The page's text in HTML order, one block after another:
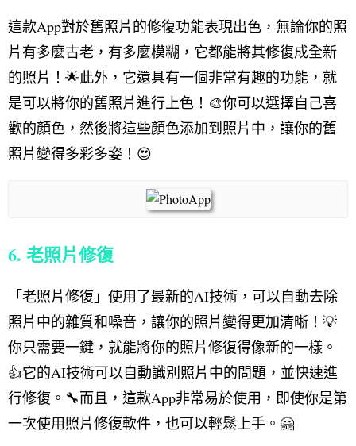
這款App對於舊照片的修復功能表現出色，無論你的照
片有多麼古老，有多麼模糊，它都能將其修復成全新
的照片！🌟此外，它還具有一個非常有趣的功能，就
是可以將你的舊照片進行上色！🎨你可以選擇自己喜
歡的顏色，然後將這些顏色添加到照片中，讓你的舊
照片變得多彩多姿！😍
6. 老照片修復
「老照片修復」使用了最新的AI技術，可以自動去除
照片中的雜質和噪音，讓你的照片變得更加清晰！💡
你只需要一鍵，就能將你的照片修復得像新的一樣。
👍它的AI技術可以自動識別照片中的問題，並快速進
行修復。🔧而且，這款App非常易於使用，即使你是第
一次使用照片修復軟件，也可以輕鬆上手。🤗